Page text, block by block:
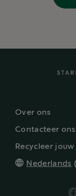
Over ons
Contacteer ons
Recycleer jouw
Nederlands (